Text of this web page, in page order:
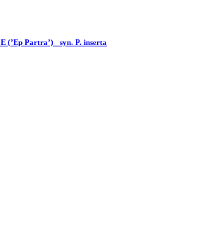
E (’Ep Partra’) syn. P. inserta